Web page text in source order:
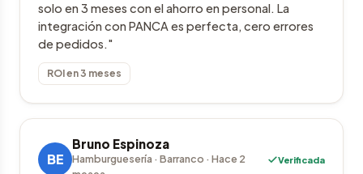
solo en 3 meses con el ahorro en personal. La
integración con PANCA es perfecta, cero errores
de pedidos."
ROI en 3 meses
BE
Bruno Espinoza
Hamburguesería · Barranco · Hace 2
Verificada